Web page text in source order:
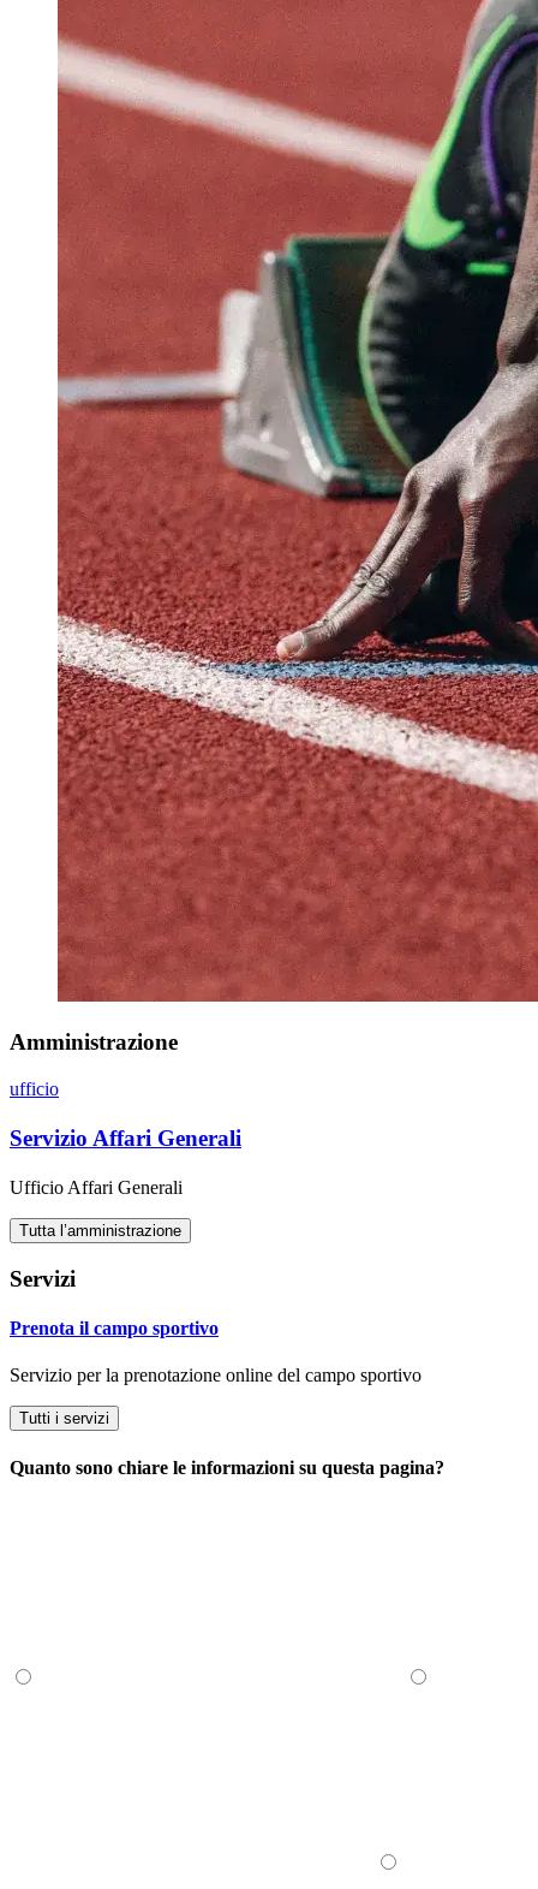
Amministrazione
ufficio
Servizio Affari Generali
Ufficio Affari Generali
Tutta l’amministrazione
Servizi
Prenota il campo sportivo
Servizio per la prenotazione online del campo sportivo
Tutti i servizi
Quanto sono chiare le informazioni su questa pagina?